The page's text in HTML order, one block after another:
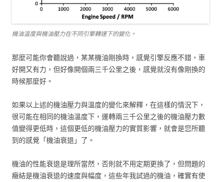
機油溫度與機油壓力在不同引擎轉速下的變化。
那麼可能你會聽說過，某某機油剛換時，感覺引擎反應不錯，車
好開又有力，但好像開個兩三千公里之後，感覺就沒有像剛換的
時候那麼好。
如果以上述的機油壓力與溫度的變化來解釋，在這樣的情況下，
很可能在相同的機油溫度下，運轉兩三千公里之後的機油壓力數
值變得更低時，這個更低的機油壓力的實質影響，就會是您所聽
到的感覺「機油衰退」了。
機油的性能衰退是理所當然，否則就不用定期更換了，但問題的
癥結是機油衰退的速度與幅度，這些年我試過的機油，確實有使